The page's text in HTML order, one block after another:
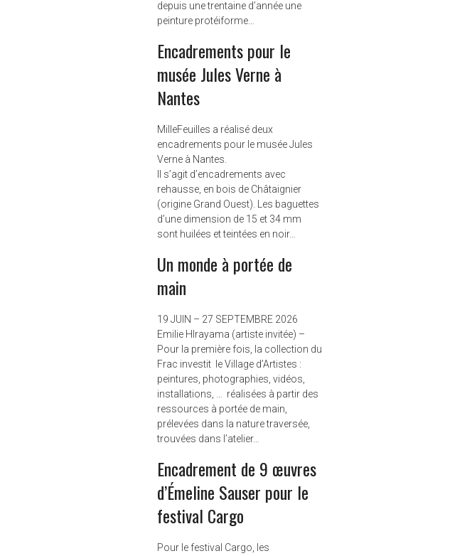
depuis une trentaine d’année une
peinture protéiforme…
Encadrements pour le
musée Jules Verne à
Nantes
MilleFeuilles a réalisé deux
encadrements pour le musée Jules
Verne à Nantes.
Il s’agit d’encadrements avec
rehausse, en bois de Châtaignier
(origine Grand Ouest). Les baguettes
d’une dimension de 15 et 34 mm
sont huilées et teintées en noir…
Un monde à portée de
main
19 JUIN – 27 SEPTEMBRE 2026
Emilie HIrayama (artiste invitée) –
Pour la première fois, la collection du
Frac investit le Village d’Artistes :
peintures, photographies, vidéos,
installations, … réalisées à partir des
ressources à portée de main,
prélevées dans la nature traversée,
trouvées dans l’atelier…
Encadrement de 9 œuvres
d’Émeline Sauser pour le
festival Cargo
Pour le festival Cargo, les